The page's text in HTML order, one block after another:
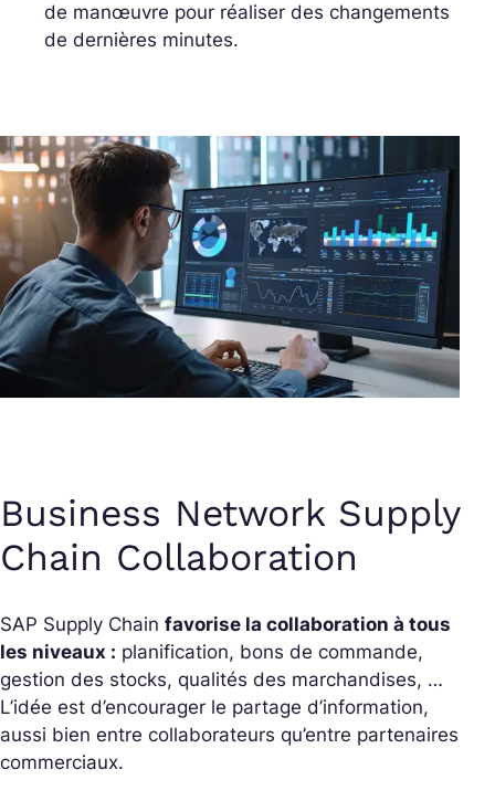
de manœuvre pour réaliser des changements
de dernières minutes.
Business Network Supply
Chain Collaboration
SAP Supply Chain favorise la collaboration à tous
les niveaux : planification, bons de commande,
gestion des stocks, qualités des marchandises, …
L’idée est d’encourager le partage d’information,
aussi bien entre collaborateurs qu’entre partenaires
commerciaux.